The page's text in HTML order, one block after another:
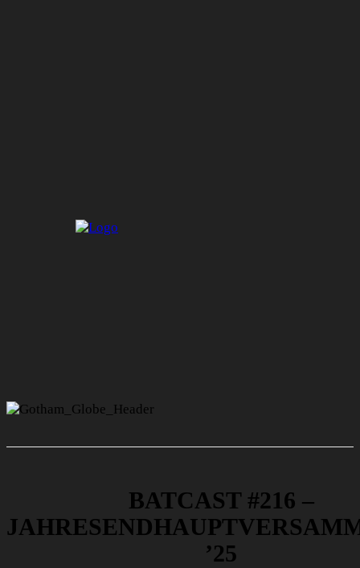
BATCAST #216 –
’25